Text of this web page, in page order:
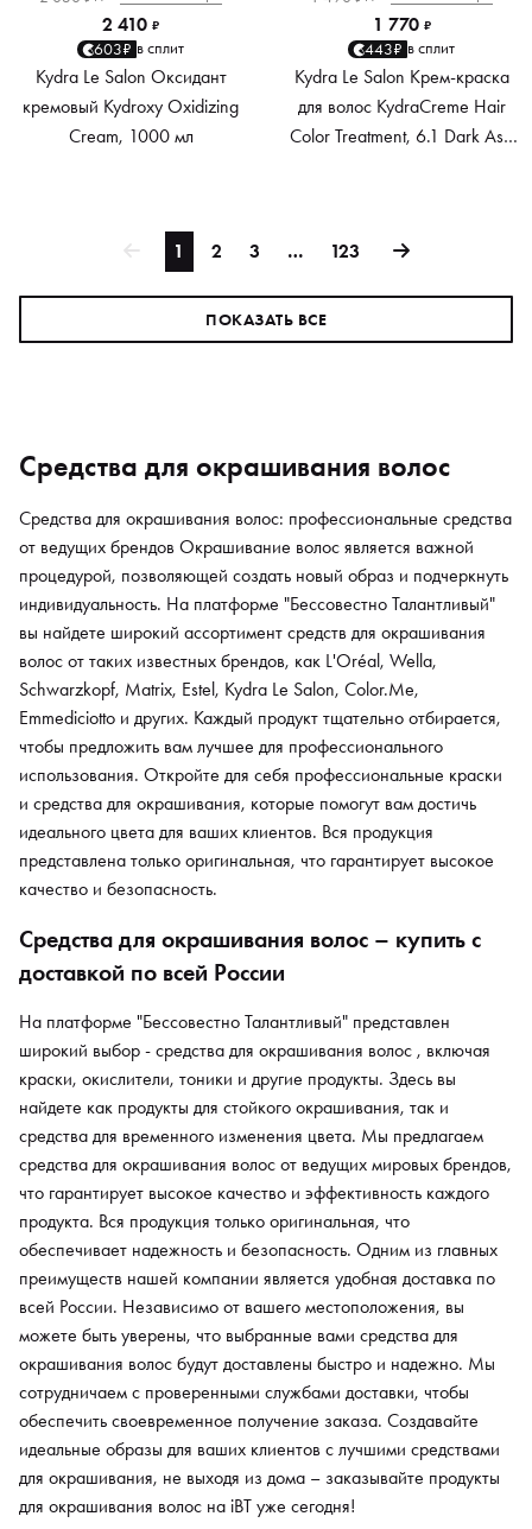
2 410 ₽
603₽ в сплит
Kydra Le Salon Оксидант
кремовый Kydroxy Oxidizing
Cream, 1000 мл
1 770 ₽
443₽ в сплит
Kydra Le Salon Крем-краска
для волос KydraCreme Hair
Color Treatment, 6.1 Dark Ash
1 2 3 … 123
ПОКАЗАТЬ ВСЕ
Средства для окрашивания волос
Средства для окрашивания волос: профессиональные средства
от ведущих брендов Окрашивание волос является важной
процедурой, позволяющей создать новый образ и подчеркнуть
индивидуальность. На платформе "Бессовестно Талантливый"
вы найдете широкий ассортимент средств для окрашивания
волос от таких известных брендов, как L'Oréal, Wella,
Schwarzkopf, Matrix, Estel, Kydra Le Salon, Color.Me,
Emmediciotto и других. Каждый продукт тщательно отбирается,
чтобы предложить вам лучшее для профессионального
использования. Откройте для себя профессиональные краски
и средства для окрашивания, которые помогут вам достичь
идеального цвета для ваших клиентов. Вся продукция
представлена только оригинальная, что гарантирует высокое
качество и безопасность.
Средства для окрашивания волос – купить с
доставкой по всей России
На платформе "Бессовестно Талантливый" представлен
широкий выбор - средства для окрашивания волос , включая
краски, окислители, тоники и другие продукты. Здесь вы
найдете как продукты для стойкого окрашивания, так и
средства для временного изменения цвета. Мы предлагаем
средства для окрашивания волос от ведущих мировых брендов,
что гарантирует высокое качество и эффективность каждого
продукта. Вся продукция только оригинальная, что
обеспечивает надежность и безопасность. Одним из главных
преимуществ нашей компании является удобная доставка по
всей России. Независимо от вашего местоположения, вы
можете быть уверены, что выбранные вами средства для
окрашивания волос будут доставлены быстро и надежно. Мы
сотрудничаем с проверенными службами доставки, чтобы
обеспечить своевременное получение заказа. Создавайте
идеальные образы для ваших клиентов с лучшими средствами
для окрашивания, не выходя из дома – заказывайте продукты
для окрашивания волос на iBT уже сегодня!